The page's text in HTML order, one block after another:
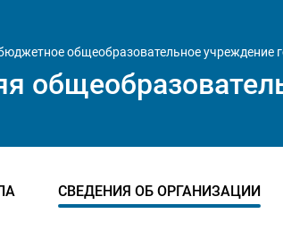
общеобразовательное учреждение
СВЕДЕНИЯ ОБ ОРГАНИЗАЦИИ